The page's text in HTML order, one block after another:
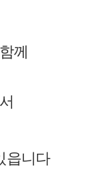
께
읍니다